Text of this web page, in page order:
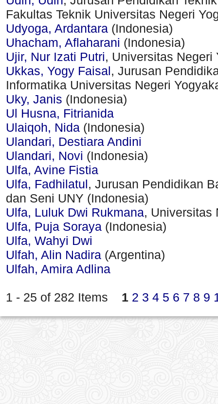
Fakultas Teknik Universitas Negeri
Udyoga, Ardantara (Indonesia)
Uhacham, Aflaharani (Indonesia)
Ujir, Nur Izati Putri, Universitas Negeri
Ukkas, Yogy Faisal, Jurusan
Informatika Universitas Negeri
Uky, Janis (Indonesia)
Ul Husna, Fitrianida
Ulaiqoh, Nida (Indonesia)
Ulandari, Destiara Andini
Ulandari, Novi (Indonesia)
Ulfa, Avine Fistia
Ulfa, Fadhilatul, Jurusan Pendidikan
dan Seni UNY (Indonesia)
Ulfa, Luluk Dwi Rukmana, Universitas
Ulfa, Puja Soraya (Indonesia)
Ulfa, Wahyi Dwi
Ulfah, Alin Nadira (Argentina)
Ulfah, Amira Adlina
1 - 25 of 282 Items 1 2 3 4 5 6 7 8 9